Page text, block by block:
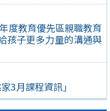
度教育優先區親職教育
孩子更多力量的溝通與
3月課程資訊」